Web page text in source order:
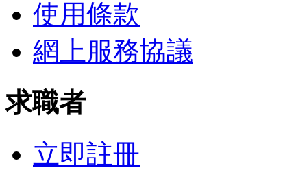
使用條款
網上服務協議
求職者
立即註冊